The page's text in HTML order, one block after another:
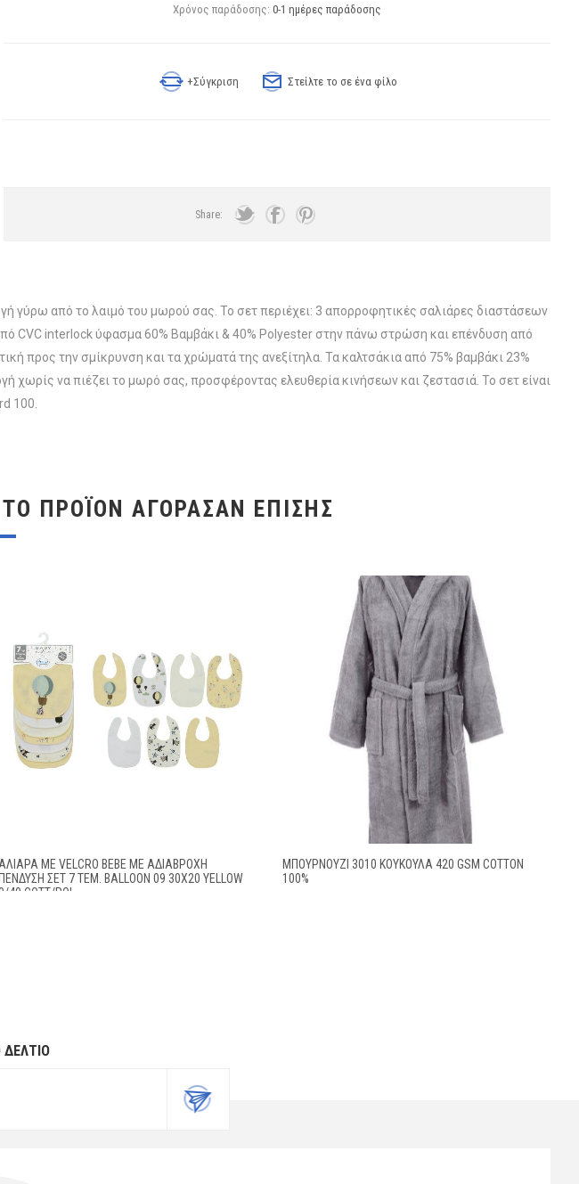
Χρόνος παράδοσης: 0-1 ημέρες παράδοσης
+Σύγκριση Στείλτε το σε ένα φίλο
Share:
γύρω από το λαιμό του μωρού σας. Το σετ περιέχει: 3 απορροφητικές σαλιάρες διαστάσεων
CVC interlock ύφασμα 60% Βαμβάκι & 40% Polyester στην πάνω στρώση και επένδυση από
προς την σμίκρυνση και τα χρώματά της ανεξίτηλα. Τα καλτσάκια από 75% βαμβάκι 23%
να πιέζει το μωρό σας, προσφέροντας ελευθερία κινήσεων και ζεστασιά. Το σετ είναι
100.
ΠΡΟΪΌΝ ΑΓΌΡΑΣΑΝ ΕΠΊΣΗΣ
ΜΕ VELCRO BEBE ΜΕ ΑΔΙΆΒΡΟΧΗ
ΣΕΤ 7 ΤΕΜ. BALLOON 09 30X20 YELLOW
40 COTT/POL
ΜΠΟΥΡΝΟΥΖΙ 3010 ΚΟΥΚΟΥΛΑ 420 GSM COTTON
100%